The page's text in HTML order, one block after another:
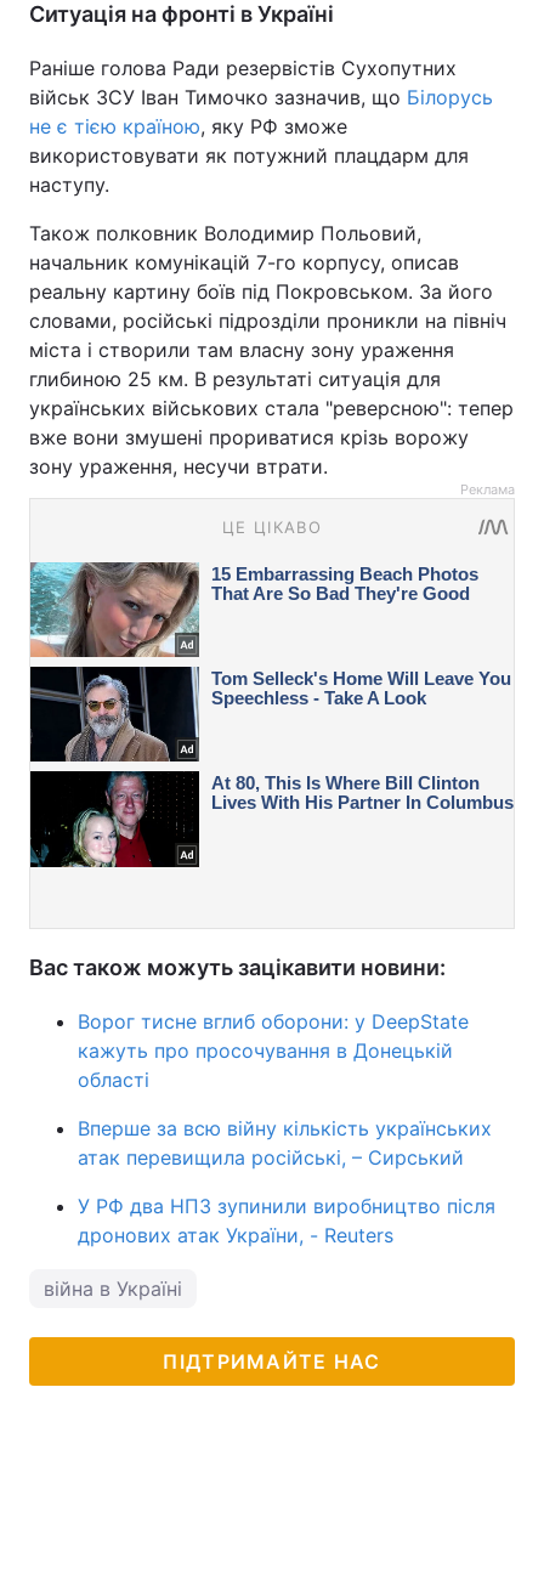
Ситуація на фронті в Україні
Раніше голова Ради резервістів Сухопутних
військ ЗСУ Іван Тимочко зазначив, що Білорусь
не є тією країною, яку РФ зможе
використовувати як потужний плацдарм для
наступу.
Також полковник Володимир Польовий,
начальник комунікацій 7-го корпусу, описав
реальну картину боїв під Покровськом. За його
словами, російські підрозділи проникли на північ
міста і створили там власну зону ураження
глибиною 25 км. В результаті ситуація для
українських військових стала "реверсною": тепер
вже вони змушені прориватися крізь ворожу
зону ураження, несучи втрати.
Реклама
Вас також можуть зацікавити новини:
Ворог тисне вглиб оборони: у DeepState
кажуть про просочування в Донецькій
області
Вперше за всю війну кількість українських
атак перевищила російські, – Сирський
У РФ два НПЗ зупинили виробництво після
дронових атак України, - Reuters
війна в Україні
ПІДТРИМАЙТЕ НАС